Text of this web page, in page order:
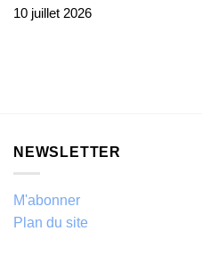
10 juillet 2026
NEWSLETTER
M'abonner
Plan du site